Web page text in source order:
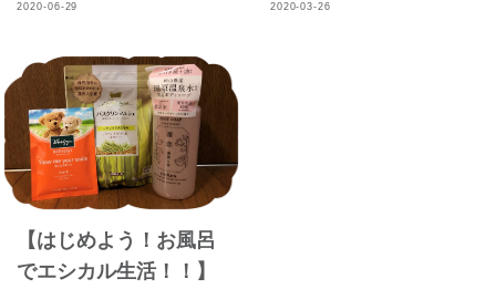
2020-06-29 2020-03-26
【はじめよう！お風呂
でエシカル生活！！】